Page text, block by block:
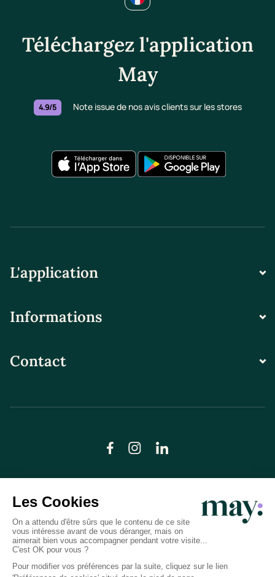
Téléchargez l'application
May
4.9/5 Note issue de nos avis clients sur les stores
L'application
Informations
Contact
© LN CARE 2026
Politique de confidentialité
Conditions générales d’utilisation